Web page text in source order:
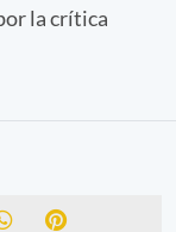
la crítica